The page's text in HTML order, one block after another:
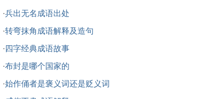
·兵出无名成语出处
·转弯抹角成语解释及造句
· 四字经典成语故事
·布封是哪个国家的
·始作俑者是褒义词还是贬义词